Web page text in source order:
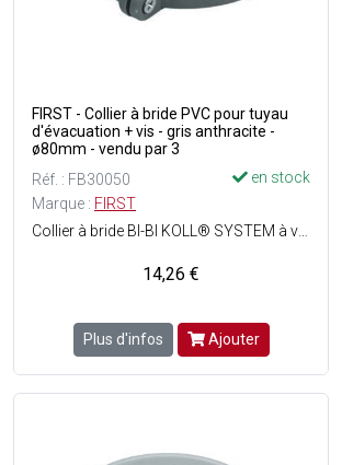
FIRST - Collier à bride PVC pour tuyau
d'évacuation + vis - gris anthracite -
ø80mm - vendu par 3
Réf. : FB30050
en stock
Marque : FIRST
14,26 €
Plus d'infos Ajouter